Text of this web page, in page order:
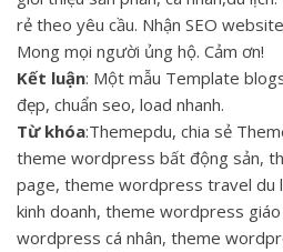
rẻ theo yêu cầu. Nhận SEO
Mong mọi người ủng hộ. Cảm ơn!
Kết luận: Một mẫu Template
đẹp, chuẩn seo, load nhanh.
Từ khóa:Themepdu, chia sẻ
theme wordpress bất động sản,
page, theme wordpress travel du
kinh doanh, theme wordpress
wordpress cá nhân, theme